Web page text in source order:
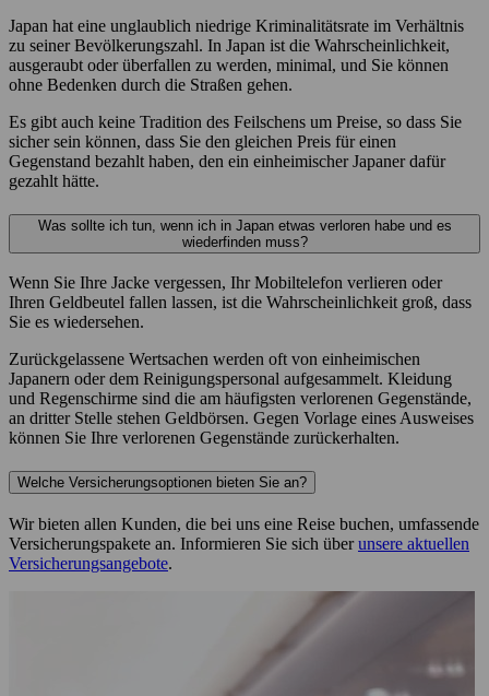
Japan hat eine unglaublich niedrige Kriminalitätsrate im Verhältnis
zu seiner Bevölkerungszahl. In Japan ist die Wahrscheinlichkeit,
ausgeraubt oder überfallen zu werden, minimal, und Sie können
ohne Bedenken durch die Straßen gehen.
Es gibt auch keine Tradition des Feilschens um Preise, so dass Sie
sicher sein können, dass Sie den gleichen Preis für einen
Gegenstand bezahlt haben, den ein einheimischer Japaner dafür
gezahlt hätte.
Was sollte ich tun, wenn ich in Japan etwas verloren habe und es
wiederfinden muss?
Wenn Sie Ihre Jacke vergessen, Ihr Mobiltelefon verlieren oder
Ihren Geldbeutel fallen lassen, ist die Wahrscheinlichkeit groß, dass
Sie es wiedersehen.
Zurückgelassene Wertsachen werden oft von einheimischen
Japanern oder dem Reinigungspersonal aufgesammelt. Kleidung
und Regenschirme sind die am häufigsten verlorenen Gegenstände,
an dritter Stelle stehen Geldbörsen. Gegen Vorlage eines Ausweises
können Sie Ihre verlorenen Gegenstände zurückerhalten.
Welche Versicherungsoptionen bieten Sie an?
Wir bieten allen Kunden, die bei uns eine Reise buchen, umfassende
Versicherungspakete an. Informieren Sie sich überunsere aktuellen
Versicherungsangebote.